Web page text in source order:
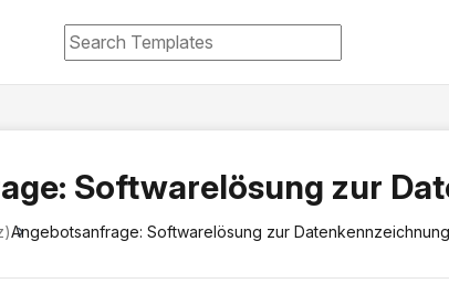
Softwarelösung zur
Angebotsanfrage: Softwarelösung zur Datenkennzeichnung